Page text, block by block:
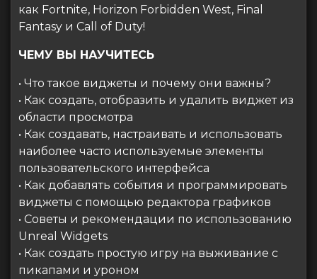
как Fortnite, Horizon Forbidden West, Final
Fantasy и Call of Duty!
ЧЕМУ ВЫ НАУЧИТЕСЬ
• Что такое виджеты и почему они важны?
• Как создать, отобразить и удалить виджет из
области просмотра
• Как создавать, настраивать и использовать
наиболее часто используемые элементы
пользовательского интерфейса
• Как добавлять события и программировать
виджеты с помощью редактора графиков
• Советы и рекомендации по использованию
Unreal Widgets
• Как создать простую игру на выживание с
пикапами и уроном